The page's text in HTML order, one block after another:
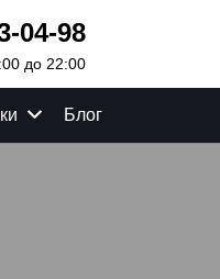
04-98
до 22:00
Блог